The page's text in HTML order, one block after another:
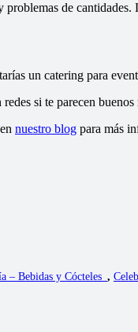
problemas de
un catering para
si te parecen buenos
nuestro blog para más
– Bebidas y Cócteles_ ,